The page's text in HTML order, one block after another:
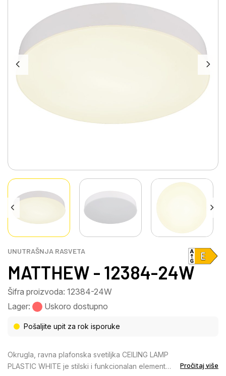
UNUTRAŠNJA RASVETA
MATTHEW - 12384-24W
Šifra proizvoda: 12384-24W
Lager:
Uskoro dostupno
Pošaljite upit za rok isporuke
Okrugla, ravna plafonska svetiljka CEILING LAMP
PLASTIC WHITE je stilski i funkcionalan element
Pročitaj više